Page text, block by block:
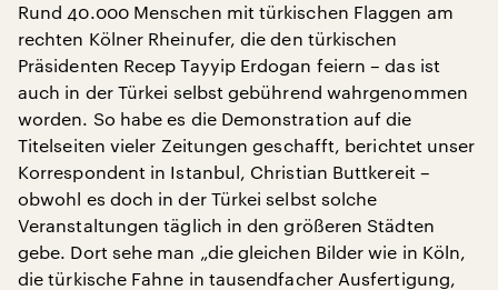
Rund 40.000 Menschen mit türkischen Flaggen am
rechten Kölner Rheinufer, die den türkischen
Präsidenten Recep Tayyip Erdogan feiern – das ist
auch in der Türkei selbst gebührend wahrgenommen
worden. So habe es die Demonstration auf die
Titelseiten vieler Zeitungen geschafft, berichtet unser
Korrespondent in Istanbul, Christian Buttkereit –
obwohl es doch in der Türkei selbst solche
Veranstaltungen täglich in den größeren Städten
gebe. Dort sehe man „die gleichen Bilder wie in Köln,
die türkische Fahne in tausendfacher Ausfertigung,